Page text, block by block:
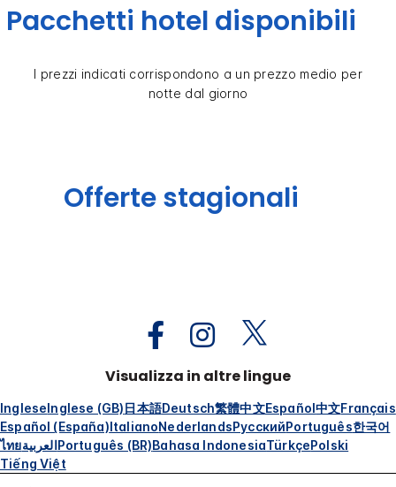
Pacchetti hotel disponibili
I prezzi indicati corrispondono a un prezzo medio per
notte dal giorno
Offerte stagionali
Visualizza in altre lingue
IngleseInglese (GB)日本語Deutsch繁體中文Español中文Français
Español (España)ItalianoNederlandsРусскийPortuguês한국어
ไทยالعربيةPortuguês (BR)Bahasa IndonesiaTürkçePolski
Tiếng Việt